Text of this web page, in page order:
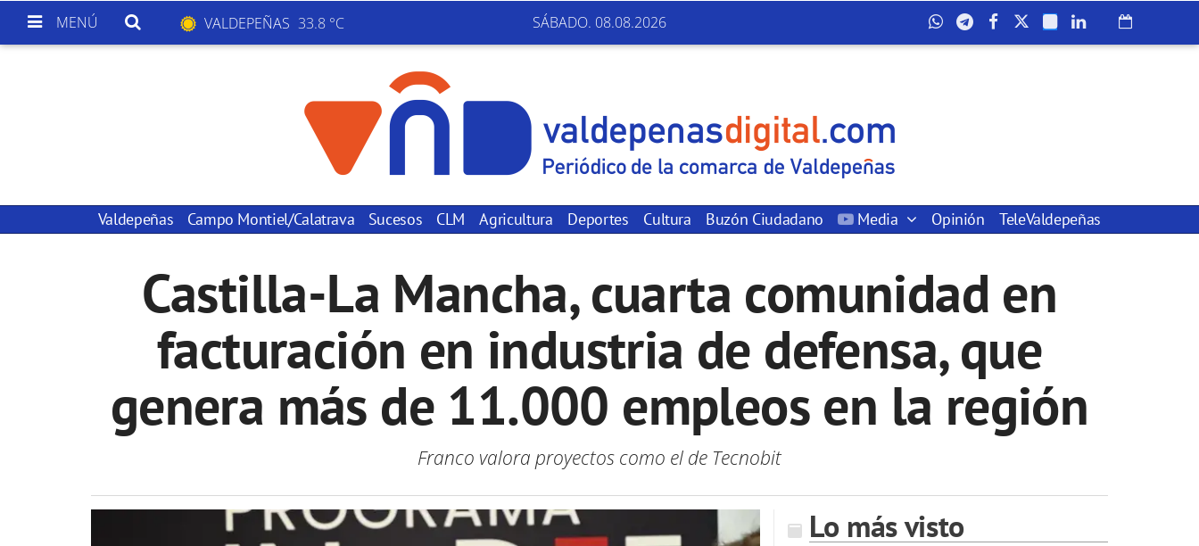
MENÚ VALDEPEÑAS 33.8 °C SÁBADO. 08.08.2026
Valdepeñas Campo Montiel/Calatrava Sucesos CLM Agricultura Deportes Cultura Buzón Ciudadano Media Opinión TeleValdepeñas
Castilla-La Mancha, cuarta comunidad en
facturación en industria de defensa, que
genera más de 11.000 empleos en la región
Franco valora proyectos como el de Tecnobit
Lo más visto